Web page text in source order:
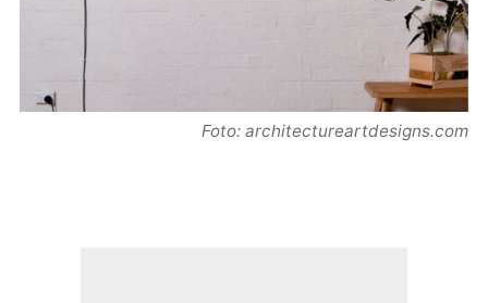
Foto: architectureartdesigns.com